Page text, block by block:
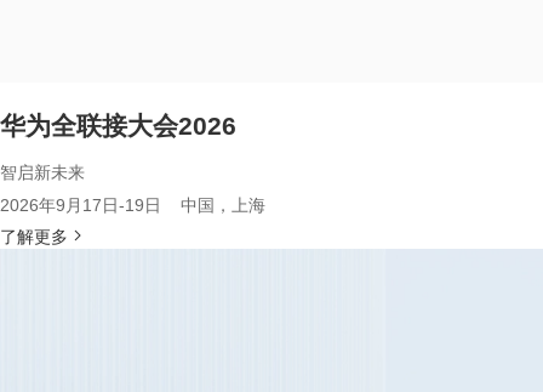
华为全联接大会2026
智启新未来
2026年9月17日-19日 中国，上海
了解更多